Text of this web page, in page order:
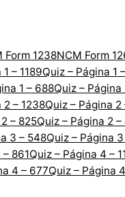
Form 1238NCM Form
– 1189Quiz – Página 1
1 – 688Quiz – Página
2 – 1238Quiz – Página 2
– 825Quiz – Página 2
3 – 548Quiz – Página
861Quiz – Página 4 –
4 – 677Quiz – Página